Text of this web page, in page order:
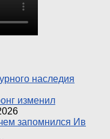
наследия
изменил
запомнился Ив